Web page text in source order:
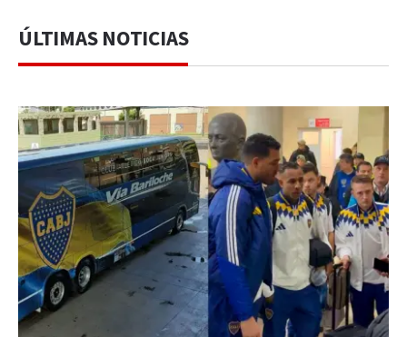
ÚLTIMAS NOTICIAS